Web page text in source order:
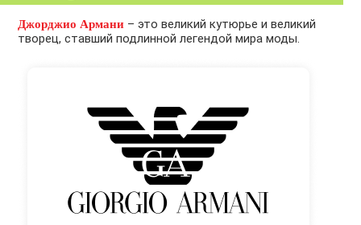
Джорджио Армани – это великий кутюрье и великий
творец, ставший подлинной легендой мира моды.